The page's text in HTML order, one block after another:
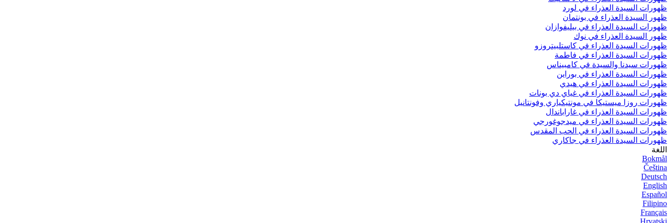
ظهورات السيدة العذراء في لورد
ظهور السيدة العذراء في بونتمان
ظهورات السيدة العذراء في بيليفوازان
ظهور السيدة العذراء في نوك
ظهورات السيدة العذراء في كاستلبيتروزو
ظهورات السيدة العذراء في فاطمة
ظهورات سيدنا والسيدة في كامبيناس
ظهورات السيدة العذراء في بوراين
ظهورات السيدة العذراء في هيدي
ظهورات السيدة العذراء في غياي دي بونات
ظهورات روزا ميستيكا في مونتيكياري وفونتانيل
ظهورات السيدة العذراء في غاراباندال
ظهورات السيدة العذراء في ميدجوغورجي
ظهورات السيدة العذراء في الحب المقدس
ظهورات السيدة العذراء في جاكاري
اللغة
Bokmål
Čeština
Deutsch
English
Español
Filipino
Français
Hrvatski